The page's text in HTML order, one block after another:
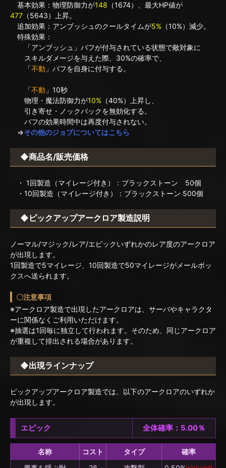
基本効果：物理防御力が148 （1674）、最大HP値が
477 （5643）上昇。
追加効果：アンブッシュのクールタイムが5% （10%）減少。
特殊効果：
「アンブッシュ」バフが付与されている状態で敵対象に
スキルダメージを与えた際、30%の確率で、
「不動 」バフを自身に付与する。
「不動 」10秒
物理・魔法防御力が10% （40%）上昇し、
引き寄せ・ノックバックを無効化する。
バフの効果時間中は再度付与されない。
⇒その他のジョブについてはこちら
◆商品名/販売価格
・ 1回製造（マイレージ付き）：ブラックストーン 50個
・10回製造（マイレージ付き）：ブラックストーン 500個
◆ピックアップアークロア製造説明
ノーマル/マジック/レア/エピックいずれかのレア度のアークロア
が出現します。
1回製造で5マイレージ、10回製造で50マイレージがメールボッ
クスへ送られます。
〇注意事項
※アークロア製造で出現したアークロアは、サーバやキャラクタ
ーに関係なくご利用いただけます。
※抽選は1回毎に独立して行われます。そのため、同じアークロア
が重複して排出される場合があります。
◆出現ラインナップ
ピックアップアークロア製造では、以下のアークロアのいずれか
が出現します。
エピック 全体確率：5.00％
名称 コスト タイプ
確率